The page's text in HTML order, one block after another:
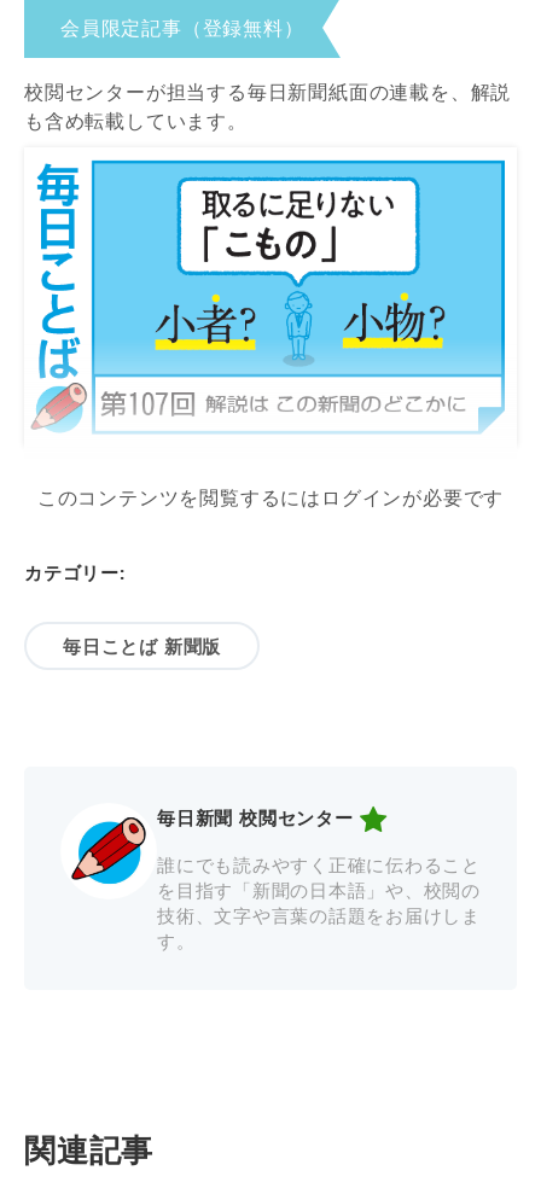
会員限定記事（登録無料）
校閲センターが担当する毎日新聞紙面の連載を、解説
も含め転載しています。
このコンテンツを閲覧するにはログインが必要です
カテゴリー:
毎日ことば 新聞版
毎日新聞 校閲センター
誰にでも読みやすく正確に伝わること
を目指す「新聞の日本語」や、校閲の
技術、文字や言葉の話題をお届けしま
す。
関連記事